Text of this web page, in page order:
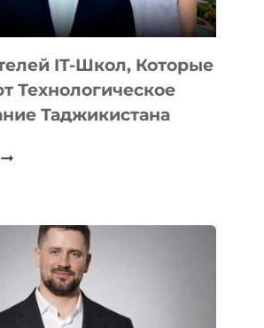
IT-Школ, Которые
Технологическое
Таджикистана
6
КОТОРЫЕ
РАЗВИВАЮТ
ТЕХНОЛОГИЧЕСКОЕ
ОБРАЗОВАНИЕ